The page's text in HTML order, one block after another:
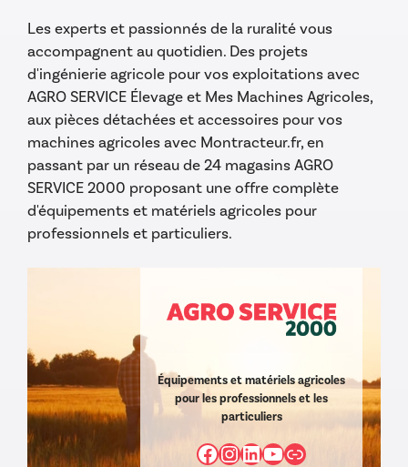
Les experts et passionnés de la ruralité vous
accompagnent au quotidien. Des projets
d'ingénierie agricole pour vos exploitations avec
AGRO SERVICE Élevage et Mes Machines Agricoles,
aux pièces détachées et accessoires pour vos
machines agricoles avec Montracteur.fr, en
passant par un réseau de 24 magasins AGRO
SERVICE 2000 proposant une offre complète
d'équipements et matériels agricoles pour
professionnels et particuliers.
Équipements et matériels agricoles
pour les professionnels et les
particuliers
Facebook
Instagram
LinkedIn
YouTube
https://